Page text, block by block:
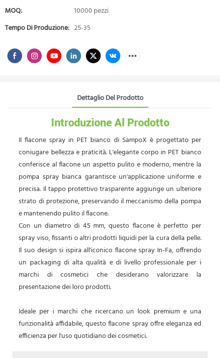
MOQ:
10000 pezzi
Tempo Di Produzione: 25-35
Dettaglio Del Prodotto
Introduzione Al Prodotto
Il flacone spray in PET bianco di SampoX è progettato per
coniugare bellezza e praticità. L'elegante corpo in PET bianco
conferisce al flacone un aspetto pulito e moderno, mentre la
pompa spray bianca garantisce un'applicazione uniforme e
precisa. Il tappo protettivo trasparente aggiunge un ulteriore
strato di protezione, preservando il meccanismo della pompa
e mantenendo pulito il flacone.
Con un diametro di 45 mm, questo flacone è perfetto per
spray viso, fissanti o altri prodotti liquidi per la cura della pelle.
Il suo design si ispira all'iconico flacone spray In-Fa, offrendo
un packaging di alta qualità e di livello professionale per i
marchi di cosmetici che desiderano valorizzare la
presentazione dei loro prodotti.
Ideale per i marchi che ricercano un look premium e una
funzionalità affidabile, questo flacone spray offre eleganza ed
efficienza per l'uso quotidiano dei cosmetici.